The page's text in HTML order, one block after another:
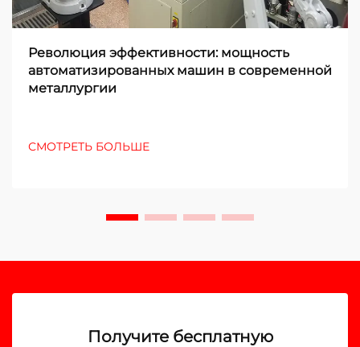
Революция эффективности: мощность
автоматизированных машин в современной
металлургии
СМОТРЕТЬ БОЛЬШЕ
Получите бесплатную